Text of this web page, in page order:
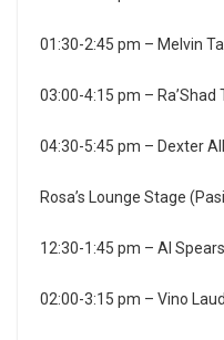
01:30-2:45 pm – Melvin
03:00-4:15 pm – Ra’Shad
04:30-5:45 pm – Dexter
Rosa’s Lounge Stage
12:30-1:45 pm – Al
02:00-3:15 pm – Vino